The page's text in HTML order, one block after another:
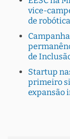
vice-
de robótica
de
Startup
primeiro
expansão